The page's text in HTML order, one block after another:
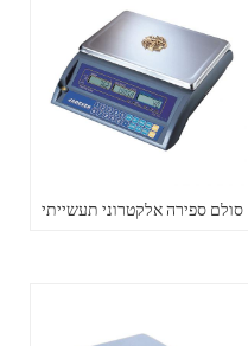
סולם ספירה אלקטרוני תעשייתי